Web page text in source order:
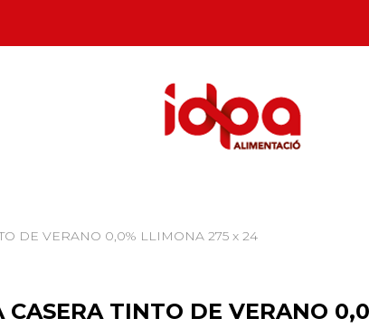
DE VERANO 0,0% LLIMONA 275 x 24
CASERA TINTO DE VERANO